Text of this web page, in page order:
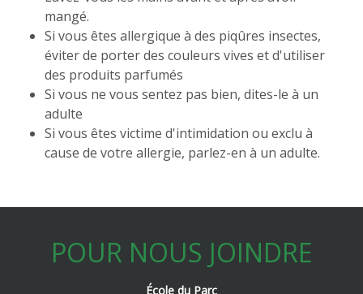
mangé.
Si vous êtes allergique à des piqûres insectes,
éviter de porter des couleurs vives et d'utiliser
des produits parfumés
Si vous ne vous sentez pas bien, dites-le à un
adulte
Si vous êtes victime d'intimidation ou exclu à
cause de votre allergie, parlez-en à un adulte.
POUR NOUS JOINDRE
École du Parc